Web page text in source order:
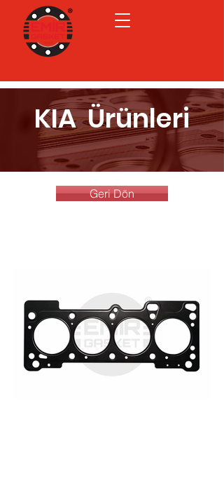
KIA Ürünleri
Geri Dön